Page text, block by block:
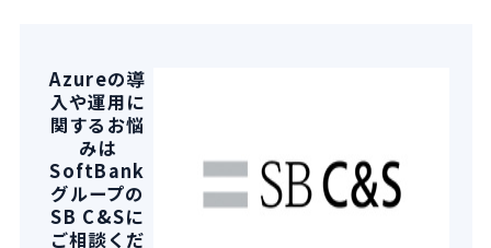
Azureの導
入や運用に
関するお悩
みは
SoftBank
グループの
SB C&Sに
ご相談くだ